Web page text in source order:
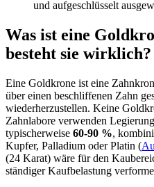
und aufgeschlüsselt
Was ist eine
besteht sie wirklich?
Eine Goldkrone ist eine
über einen beschliffenen Zahn
wiederherzustellen. Keine
Zahnlabore verwenden
typischerweise 60-90 %,
Kupfer, Palladium oder Platin (
(24 Karat) wäre für den
ständiger Kaufbelastung